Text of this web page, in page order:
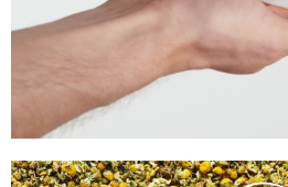
付款後7-11取貨【優惠】
每筆NT$65，滿NT$999(含以上)免運費
999元宅配免運
每筆NT$100，滿NT$999(含以上)免運費
付款後門市自取